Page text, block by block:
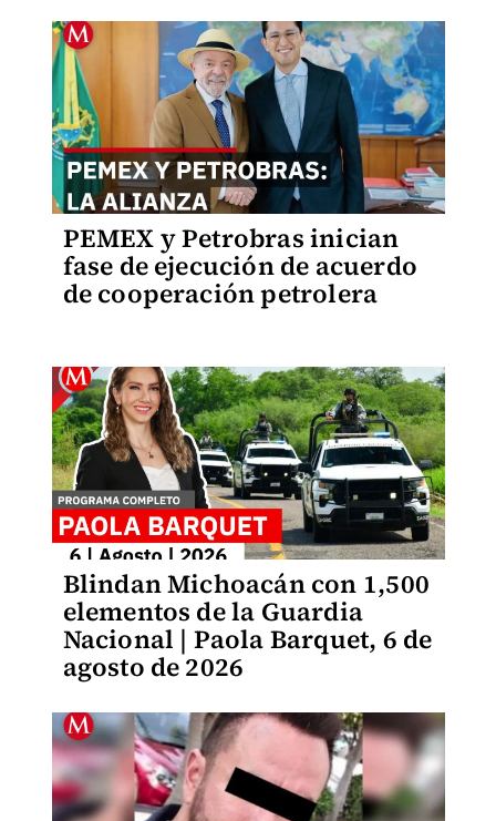
PEMEX y Petrobras inician
fase de ejecución de acuerdo
de cooperación petrolera
Blindan Michoacán con 1,500
elementos de la Guardia
Nacional | Paola Barquet, 6 de
agosto de 2026